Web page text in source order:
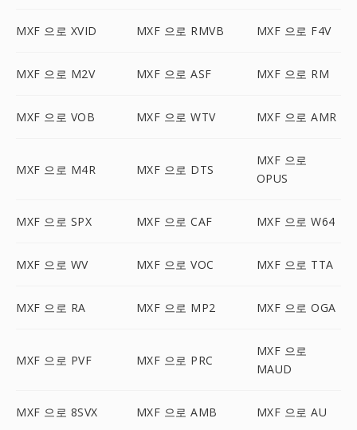
MXF 으로 XVID MXF 으로 RMVB MXF 으로 F4V
MXF 으로 M2V MXF 으로 ASF MXF 으로 RM
MXF 으로 VOB MXF 으로 WTV MXF 으로 AMR
MXF 으로 M4R MXF 으로 DTS
MXF 으로
OPUS
MXF 으로 SPX MXF 으로 CAF MXF 으로 W64
MXF 으로 WV MXF 으로 VOC MXF 으로 TTA
MXF 으로 RA MXF 으로 MP2 MXF 으로 OGA
MXF 으로 PVF MXF 으로 PRC
MXF 으로
MAUD
MXF 으로 8SVX MXF 으로 AMB MXF 으로 AU